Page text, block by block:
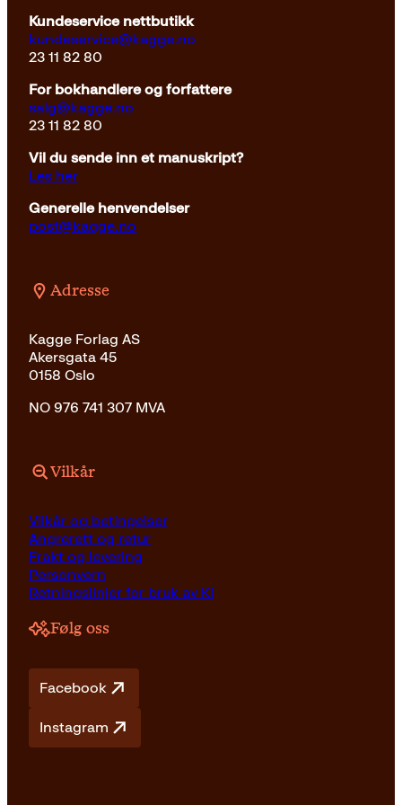
Kundeservice nettbutikk
kundeservice@kagge.no
23 11 82 80
For bokhandlere og forfattere
salg@kagge.no
23 11 82 80
Vil du sende inn et manuskript?
Les her
Generelle henvendelser
post@kagge.no
Adresse
Kagge Forlag AS
Akersgata 45
0158 Oslo
NO 976 741 307 MVA
Vilkår
Vilkår og betingelser
Angrerett og retur
Frakt og levering
Personvern
Retningslinjer for bruk av KI
Følg oss
Facebook
Instagram